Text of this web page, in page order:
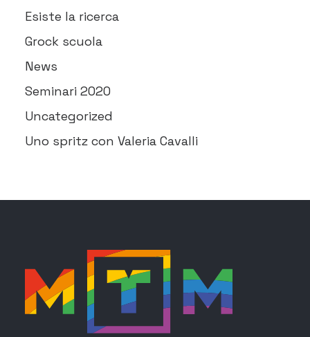
Esiste la ricerca
Grock scuola
News
Seminari 2020
Uncategorized
Uno spritz con Valeria Cavalli